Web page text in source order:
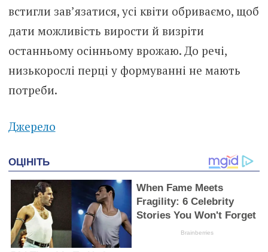
встигли зав’язатися, усі квіти обриваємо, щоб
дати можливість вирости й визріти
останньому осінньому врожаю. До речі,
низькорослі перці у формуванні не мають
потреби.
Джерело